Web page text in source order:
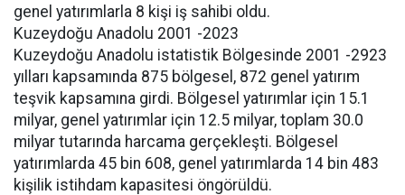
genel yatırımlarla 8 kişi iş sahibi oldu.
Kuzeydoğu Anadolu 2001 -2023
Kuzeydoğu Anadolu istatistik Bölgesinde 2001 -2923
yılları kapsamında 875 bölgesel, 872 genel yatırım
teşvik kapsamına girdi. Bölgesel yatırımlar için 15.1
milyar, genel yatırımlar için 12.5 milyar, toplam 30.0
milyar tutarında harcama gerçekleşti. Bölgesel
yatırımlarda 45 bin 608, genel yatırımlarda 14 bin 483
kişilik istihdam kapasitesi öngörüldü.